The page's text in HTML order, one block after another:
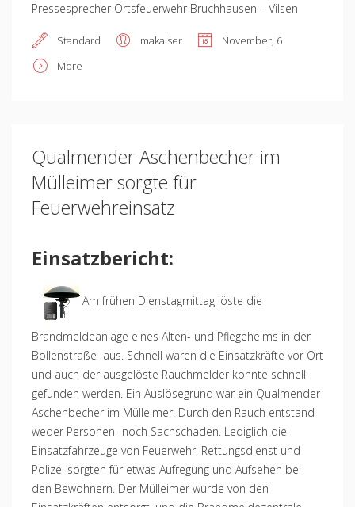
Pressesprecher Ortsfeuerwehr Bruchhausen – Vilsen
Standard makaiser
November, 6
More
Qualmender Aschenbecher im
Mülleimer sorgte für
Feuerwehreinsatz
Einsatzbericht:
Am frühen Dienstagmittag löste die
Brandmeldeanlage eines Alten- und Pflegeheims in der
Bollenstraße aus. Schnell waren die Einsatzkräfte vor Ort
und auch der ausgelöste Rauchmelder konnte schnell
gefunden werden. Ein Auslösegrund war ein Qualmender
Aschenbecher im Mülleimer. Durch den Rauch entstand
weder Personen- noch Sachschaden. Lediglich die
Einsatzfahrzeuge von Feuerwehr, Rettungsdienst und
Polizei sorgten für etwas Aufregung und Aufsehen bei
den Bewohnern. Der Mülleimer wurde von den